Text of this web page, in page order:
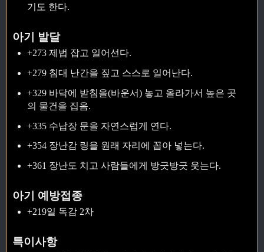
기도 한다.
아기 발달
+273 제법 잡고 일어선다.
+279 침대 난간을 짚고 스스로 일어난다.
+329 바닥에 받침을(바운서) 놓고 올라가서 높은 곳
의 물건을 집음.
+335 수납장 문을 자연스럽게 연다.
+354 장난감 링을 원래 자리에 꼽아 넣는다.
+361 장난도 치고 사람들에게 방긋방긋 웃는다.
아기 예방접종
+219일 독감 2차
특이사항